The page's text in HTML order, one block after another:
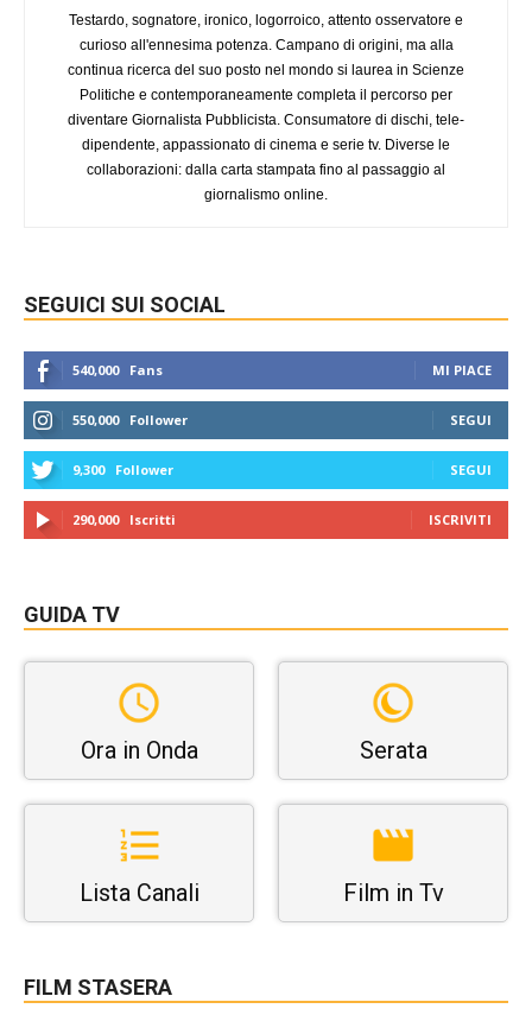
Testardo, sognatore, ironico, logorroico, attento osservatore e
curioso all'ennesima potenza. Campano di origini, ma alla
continua ricerca del suo posto nel mondo si laurea in Scienze
Politiche e contemporaneamente completa il percorso per
diventare Giornalista Pubblicista. Consumatore di dischi, tele-
dipendente, appassionato di cinema e serie tv. Diverse le
collaborazioni: dalla carta stampata fino al passaggio al
giornalismo online.
SEGUICI SUI SOCIAL
540,000 Fans MI PIACE
550,000 Follower SEGUI
9,300 Follower SEGUI
290,000 Iscritti ISCRIVITI
GUIDA TV
Ora in Onda Serata
Lista Canali Film in Tv
FILM STASERA